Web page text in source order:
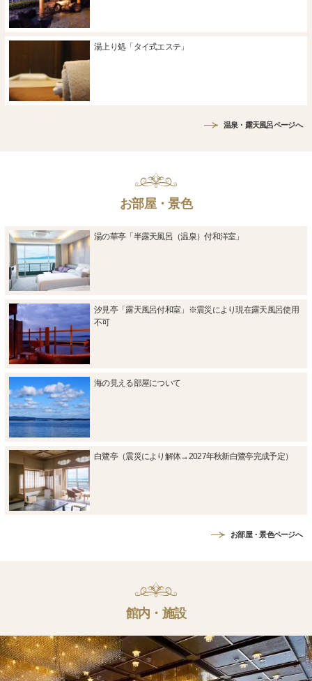
湯上り処「タイ式エステ」
温泉・露天風呂ページへ
お部屋・景色
湯の華亭「半露天風呂（温泉）付和洋室」
汐見亭「露天風呂付和室」※震災により現在露天風呂使用
不可
海の見える部屋について
白鷺亭（震災により解体→2027年秋新白鷺亭完成予定）
お部屋・景色ページへ
館内・施設